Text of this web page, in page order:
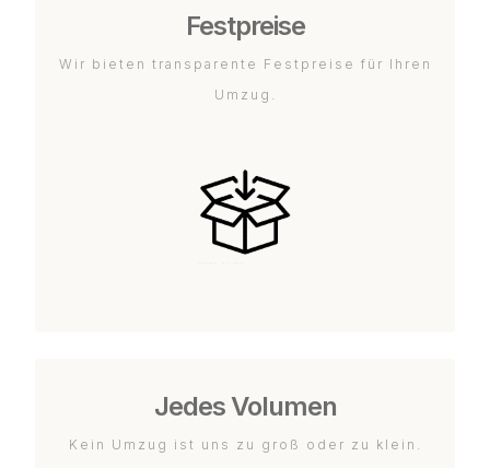
Festpreise
Wir bieten transparente Festpreise für Ihren
Umzug.
Jedes Volumen
Kein Umzug ist uns zu groß oder zu klein.